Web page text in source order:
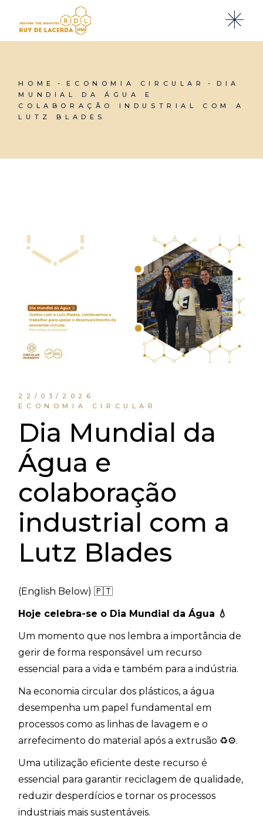
HOME ECONOMIA CIRCULAR
DIA
MUNDIAL DA ÁGUA E
COLABORAÇÃO INDUSTRIAL COM A
LUTZ BLADES
22/03/2026
ECONOMIA CIRCULAR
Dia Mundial da
Água e
colaboração
industrial com a
Lutz Blades
(English Below) 🇵🇹
Hoje celebra-se o Dia Mundial da Água 💧
Um momento que nos lembra a importância de
gerir de forma responsável um recurso
essencial para a vida e também para a indústria.
Na economia circular dos plásticos, a água
desempenha um papel fundamental em
processos como as linhas de lavagem e o
arrefecimento do material após a extrusão ♻️⚙️.
Uma utilização eficiente deste recurso é
essencial para garantir reciclagem de qualidade,
reduzir desperdícios e tornar os processos
industriais mais sustentáveis.